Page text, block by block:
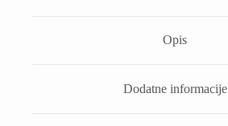
Opis
Dodatne informacije